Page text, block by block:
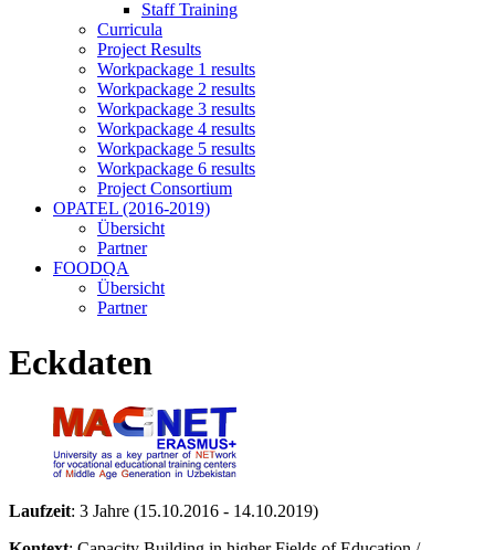
Staff Training
Curricula
Project Results
Workpackage 1 results
Workpackage 2 results
Workpackage 3 results
Workpackage 4 results
Workpackage 5 results
Workpackage 6 results
Project Consortium
OPATEL (2016-2019)
Übersicht
Partner
FOODQA
Übersicht
Partner
Eckdaten
Laufzeit: 3 Jahre (15.10.2016 - 14.10.2019)